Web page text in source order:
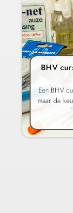
BHV
Een BHV
maar de